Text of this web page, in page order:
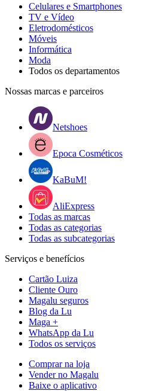
Celulares e Smartphones
TV e Vídeo
Eletrodomésticos
Móveis
Informática
Moda
Todos os departamentos
Nossas marcas e parceiros
Netshoes
Epoca Cosméticos
KaBuM!
AliExpress
Todas as marcas
Todas as categorias
Todas as subcategorias
Serviços e benefícios
Cartão Luiza
Cliente Ouro
Magalu seguros
Blog da Lu
Maga +
WhatsApp da Lu
Todos os serviços
Comprar na loja
Vender no Magalu
Baixe o aplicativo